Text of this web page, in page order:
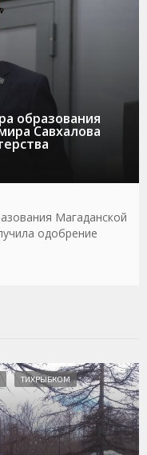
образования
Савхалова
Магаданской
одобрение
ТИХРЫБКОМ